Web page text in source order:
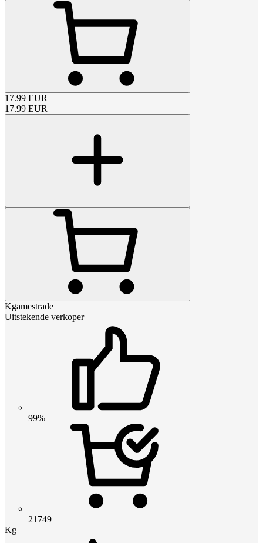
17.99 EUR
17.99 EUR
Kgamestrade
Uitstekende verkoper
99%
21749
Kg